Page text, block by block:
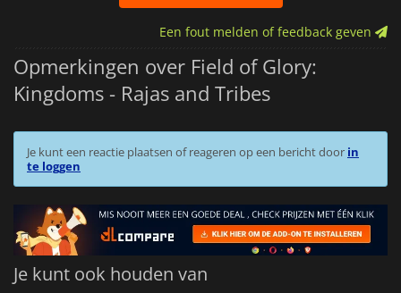
Een fout melden of feedback geven
Opmerkingen over Field of Glory:
Kingdoms - Rajas and Tribes
Je kunt een reactie plaatsen of reageren op een bericht door in
te loggen
Je kunt ook houden van